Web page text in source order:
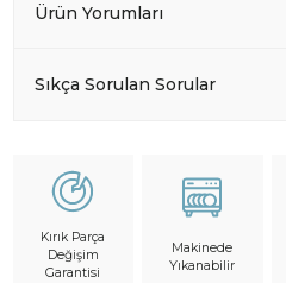
Ürün Yorumları
Sıkça Sorulan Sorular
Kırık Parça
Değişim
Garantisi
Makinede
Yıkanabilir